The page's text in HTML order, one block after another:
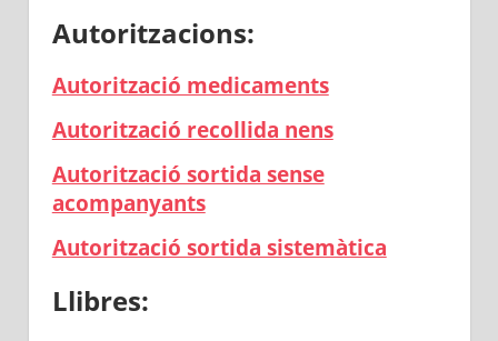
Autoritzacions:
Autorització medicaments
Autorització recollida nens
Autorització sortida sense
acompanyants
Autorització sortida sistemàtica
Llibres: